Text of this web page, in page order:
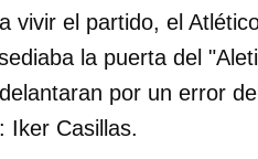
vivir el partido, el
la puerta del
por un error
Iker Casillas.